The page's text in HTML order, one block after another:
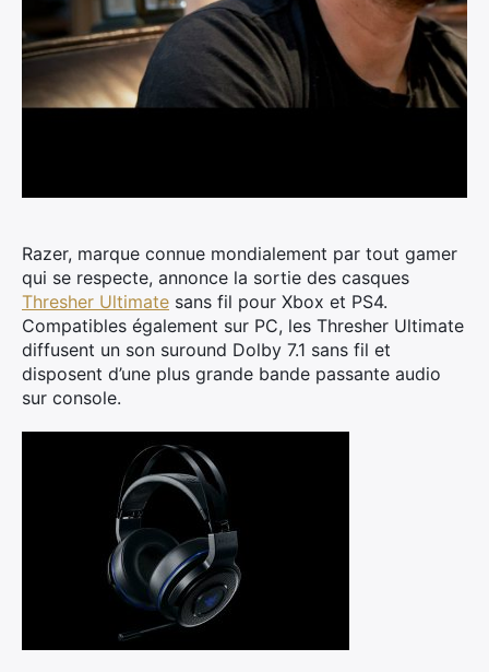
Razer, marque connue mondialement par tout gamer
qui se respecte, annonce la sortie des casques
Thresher Ultimate sans fil pour Xbox et PS4.
Compatibles également sur PC, les Thresher Ultimate
diffusent un son suround Dolby 7.1 sans fil et
disposent d’une plus grande bande passante audio
sur console.